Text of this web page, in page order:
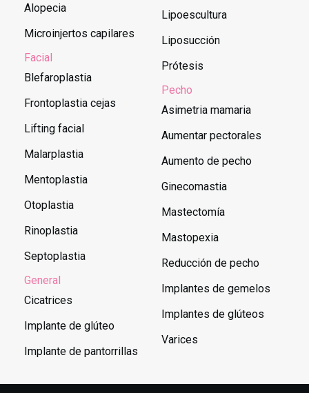
Alopecia
Microinjertos capilares
Facial
Blefaroplastia
Frontoplastia cejas
Lifting facial
Malarplastia
Mentoplastia
Otoplastia
Rinoplastia
Septoplastia
General
Cicatrices
Implante de glúteo
Implante de pantorrillas
Lipoescultura
Liposucción
Prótesis
Pecho
Asimetria mamaria
Aumentar pectorales
Aumento de pecho
Ginecomastia
Mastectomía
Mastopexia
Reducción de pecho
Implantes de gemelos
Implantes de glúteos
Varices